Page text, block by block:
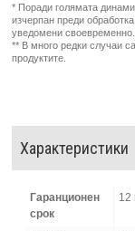
* Поради голямата
изчерпан преди
уведомени своевременно.
** В много редки случаи
продуктите.
Характеристики
Гаранционен
срок
12